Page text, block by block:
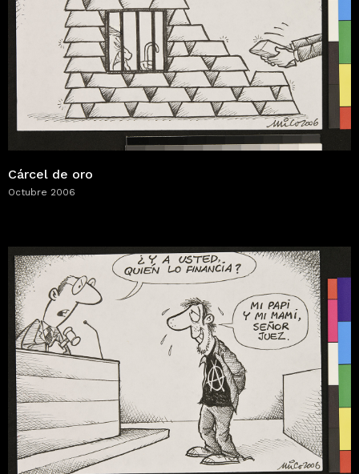
Cárcel de oro
Octubre 2006